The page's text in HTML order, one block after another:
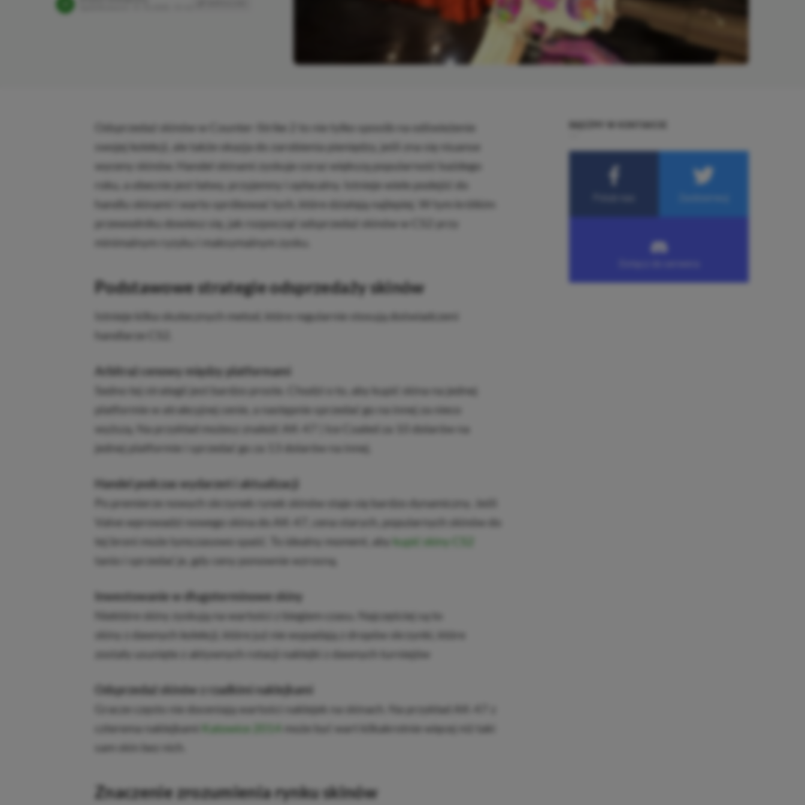
Odsprzedaż skinów w Counter-Strike 2 to nie tylko sposób na odświeżenie
swojej kolekcji, ale także okazja do zarobienia pieniędzy, jeśli zna się niuanse
wyceny skinów. Handel skinami zyskuje coraz większą popularność każdego
roku, a obecnie jest łatwy, przyjemny i opłacalny. Istnieje wiele podejść do
handlu skinami i warto spróbować tych, które działają najlepiej. W tym krótkim
przewodniku dowiesz się, jak rozpocząć odsprzedaż skinów w CS2 przy
minimalnym ryzyku i maksymalnym zysku.
Podstawowe strategie odsprzedaży skinów
Istnieje kilka skutecznych metod, które regularnie stosują doświadczeni
handlarze CS2.
Arbitraż cenowy między platformami
Sedno tej strategii jest bardzo proste. Chodzi o to, aby kupić skina na jednej
platformie w atrakcyjnej cenie, a następnie sprzedać go na innej za nieco
wyższą. Na przykład możesz znaleźć AK-47 | Ice Coaled za 10 dolarów na
jednej platformie i sprzedać go za 13 dolarów na innej.
Handel podczas wydarzeń i aktualizacji
Po premierze nowych skrzynek rynek skinów staje się bardzo dynamiczny. Jeśli
Valve wprowadzi nowego skina do AK-47, cena starych, popularnych skinów do
tej broni może tymczasowo spaść. To idealny moment, aby
kupić skiny CS2
tanio i sprzedać je, gdy ceny ponownie wzrosną.
Inwestowanie w długoterminowe skiny
Niektóre skiny zyskują na wartości z biegiem czasu. Najczęściej są to
skiny z dawnych kolekcji, które już nie wypadają z dropów skrzynki, które
zostały usunięte z aktywnych rotacji naklejki z dawnych turniejów
Odsprzedaż skinów z rzadkimi naklejkami
Gracze często nie doceniają wartości naklejek na skinach. Na przykład AK-47 z
czterema naklejkami
Katowice 2014
może być wart kilkakrotnie więcej niż taki
sam skin bez nich.
Znaczenie zrozumienia rynku skinów